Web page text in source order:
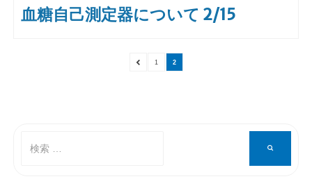
稿
日:
血糖自己測定器について 2/15
前
ペ1
ペ
ー
2